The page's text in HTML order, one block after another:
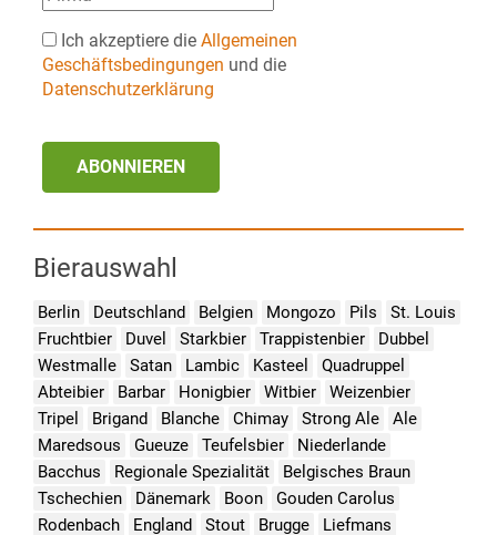
Ich akzeptiere die Allgemeinen
Geschäftsbedingungen und die
Datenschutzerklärung
ABONNIEREN
Bierauswahl
Berlin Deutschland Belgien Mongozo Pils
St. Louis
Fruchtbier
Duvel Starkbier Trappistenbier
Dubbel
Westmalle
Satan Lambic Kasteel
Quadruppel
Abteibier
Barbar Honigbier Witbier
Weizenbier
Tripel
Brigand Blanche Chimay Strong Ale
Ale
Maredsous
Gueuze Teufelsbier
Niederlande
Bacchus
Regionale Spezialität
Belgisches Braun
Tschechien
Dänemark Boon
Gouden Carolus
Rodenbach
England Stout Brugge
Liefmans